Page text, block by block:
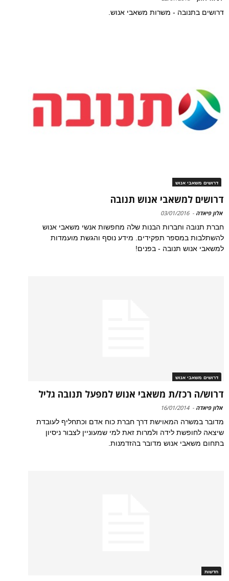
דרושים בתנובה - משרות משאבי אנוש.
דרושים משאבי אנוש
דרושים למשאבי אנוש תנובה
אלון פיאדה -
03/01/2016
חברת תנובה וחברות הבנות שלה מחפשות אנשי משאבי אנוש
להשתלבות במספר תפקידים. מידע נוסף והגשת מועמדות
למשאבי אנוש תנובה - בפנים!
דרושים משאבי אנוש
דרוש/ה רכז/ת משאבי אנוש למפעל תנובה גליל
אלון פיאדה -
16/01/2014
מדובר במשרה המאוישת דרך חברת כוח אדם וכתחליף לעובדת
שיצאה לחופשת לידה ולמרות זאת למי שמעוניין לצבור ניסיון
בתחום משאבי אנוש מדובר בהזדמנות.
חדשות